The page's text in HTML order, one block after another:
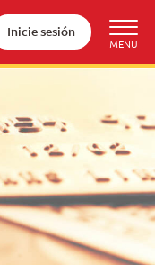
Inicie sesión